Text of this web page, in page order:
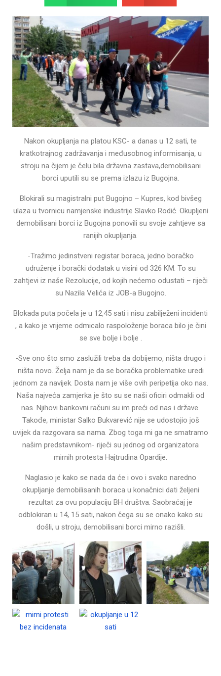
Nakon okupljanja na platou KSC- a danas u 12 sati, te
kratkotrajnog zadržavanja i međusobnog informisanja, u
stroju na čijem je čelu bila državna zastava,demobilisani
borci uputili su se prema izlazu iz Bugojna.
Blokirali su magistralni put Bugojno – Kupres, kod bivšeg
ulaza u tvornicu namjenske industrije Slavko Rodić. Okupljeni
demobilisani borci iz Bugojna ponovili su svoje zahtjeve sa
ranijih okupljanja.
-Tražimo jedinstveni registar boraca, jedno boračko
udruženje i borački dodatak u visini od 326 KM. To su
zahtjevi iz naše Rezolucije, od kojih nećemo odustati – riječi
su Nazila Velića iz JOB-a Bugojno.
Blokada puta počela je u 12,45 sati i nisu zabilježeni incidenti
, a kako je vrijeme odmicalo raspoloženje boraca bilo je čini
se sve bolje i bolje .
-Sve ono što smo zaslužili treba da dobijemo, ništa drugo i
ništa novo. Želja nam je da se boračka problematike uredi
jednom za navijek. Dosta nam je više ovih peripetija oko nas.
Naša najveća zamjerka je što su se naši oficiri odmakli od
nas. Njihovi bankovni računi su im preći od nas i države.
Takođe, ministar Salko Bukvarević nije se udostojio još
uvijek da razgovara sa nama. Zbog toga mi ga ne smatramo
našim predstavnikom- riječi su jednog od organizatora
mirnih protesta Hajtrudina Opardije.
Naglasio je kako se nada da će i ovo i svako naredno
okupljanje demobilisanih boraca u konačnici dati željeni
rezultat za ovu populaciju BH društva. Saobraćaj je
odblokiran u 14, 15 sati, nakon čega su se onako kako su
došli, u stroju, demobilisani borci mirno razišli.